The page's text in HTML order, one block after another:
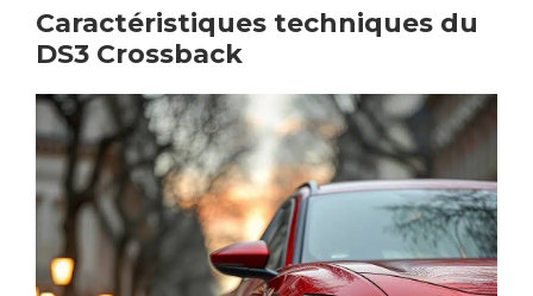
Caractéristiques techniques du
DS3 Crossback